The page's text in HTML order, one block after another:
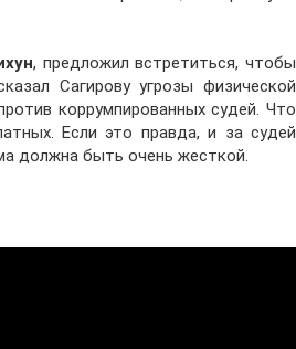
, предложил встретиться, чтобы
Сагирову угрозы физической
коррумпированных судей. Что
Если это правда, и за судей
должна быть очень жесткой.